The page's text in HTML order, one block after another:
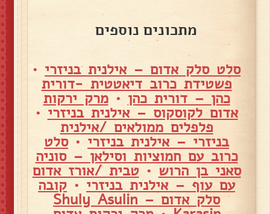
מתכונים נוספים
סלט סלק אדום – אילנית בניזרי •
פשטידת כרוב דיאטטית -דורית
כהן – דורית כהן •מרק ירקות
אדום לקוסקוס – אילנית בניזרי •
פלפלים ממולאים /אילנית
בניזרי – אילנית בניזרי•סלט
כרוב עם חמוציות וסילאן – סוניה
סאני בן הרוש •טבית /אורז אדום
עם עוף – אילנית בניזרי • קובה
סלק אדום – Shuly Asulin